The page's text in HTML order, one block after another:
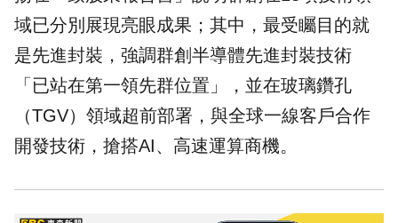
域已分別展現亮眼成果；其中，最受矚目的就
是先進封裝，強調群創半導體先進封裝技術
「已站在第一領先群位置」，並在玻璃鑽孔
（TGV）領域超前部署，與全球一線客戶合作
開發技術，搶搭AI、高速運算商機。